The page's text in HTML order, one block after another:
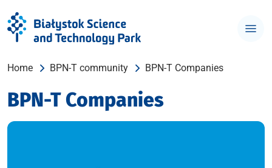
Home BPN-T community BPN-T Companies
BPN-T Companies